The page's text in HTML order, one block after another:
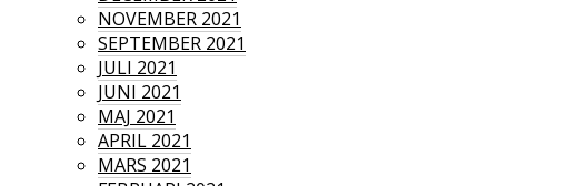
NOVEMBER 2021
SEPTEMBER 2021
JULI 2021
JUNI 2021
MAJ 2021
APRIL 2021
MARS 2021